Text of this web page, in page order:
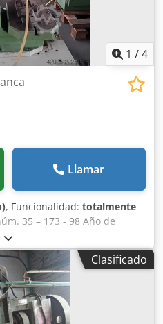
1 /4
Llamar
, Funcionalidad: totalmente
35 – 173 - 98 Año de
60 mm Cjdpfx
45 kN Presión de
Clasificado